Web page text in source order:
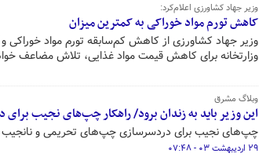
وزیر جهاد کشاورزی اعلام‌کرد:
کاهش تورم مواد خوراکی به کمترین میزان
وزیر جهاد کشاورزی از کاهش کم‌سابقه تورم مواد
وزارتخانه برای کاهش قیمت مواد غذایی، تلاش مضاعف
وبلاگ مشرق
این وزیر باید به زندان برود/ راهکار چپ‌های نجیب
چپ‌های نجیب برای دردسرسازی چپ‌های تحریمی و نانجیب
۲۹ اردیبهشت ۰۳ - ۰۷:۴۸